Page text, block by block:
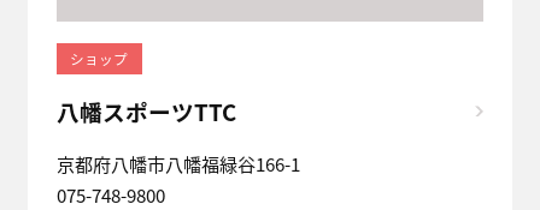
ショップ
八幡スポーツTTC
京都府八幡市八幡福緑谷166-1
075-748-9800